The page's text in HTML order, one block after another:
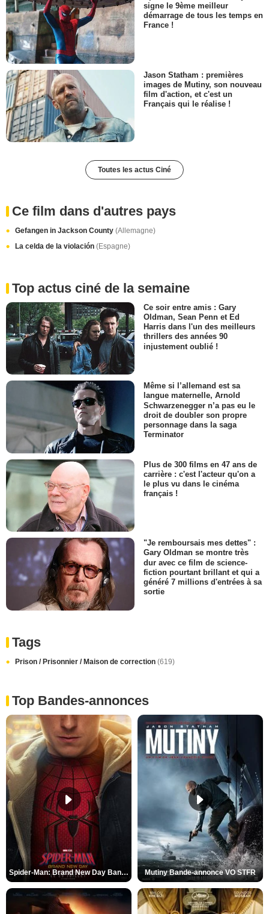
signe le 9ème meilleur
démarrage de tous les temps en
France !
Jason Statham : premières
images de Mutiny, son nouveau
film d'action, et c'est un
Français qui le réalise !
Toutes les actus Ciné
Ce film dans d'autres pays
Gefangen in Jackson County (Allemagne)
La celda de la violación (Espagne)
Top actus ciné de la semaine
Ce soir entre amis : Gary
Oldman, Sean Penn et Ed
Harris dans l'un des meilleurs
thrillers des années 90
injustement oublié !
Même si l’allemand est sa
langue maternelle, Arnold
Schwarzenegger n’a pas eu le
droit de doubler son propre
personnage dans la saga
Terminator
Plus de 300 films en 47 ans de
carrière : c'est l'acteur qu'on a
le plus vu dans le cinéma
français !
"Je remboursais mes dettes" :
Gary Oldman se montre très
dur avec ce film de science-
fiction pourtant brillant et qui a
généré 7 millions d'entrées à sa
sortie
Tags
Prison / Prisonnier / Maison de correction (619)
Top Bandes-annonces
Spider-Man: Brand New Day Bande-annonce VO STFR Mutiny Bande-annonce VO STFR